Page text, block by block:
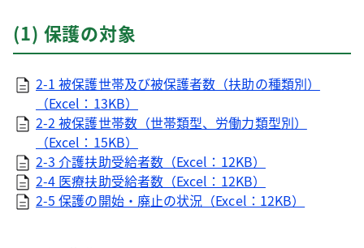
(1) 保護の対象
2-1 被保護世帯及び被保護者数（扶助の種類別）
（Excel：13KB）
2-2 被保護世帯数（世帯類型、労働力類型別）
（Excel：15KB）
2-3 介護扶助受給者数（Excel：12KB）
2-4 医療扶助受給者数（Excel：12KB）
2-5 保護の開始・廃止の状況（Excel：12KB）